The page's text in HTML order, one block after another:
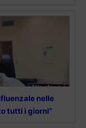
nelle
tutti i giorni”